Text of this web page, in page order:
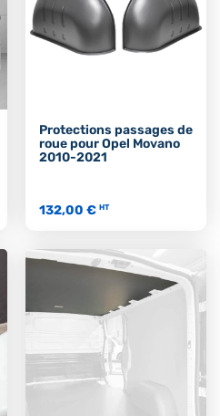
Protections passages de
roue pour Opel Movano
2010-2021
132,00 € HT